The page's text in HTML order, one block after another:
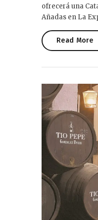
ofrecerá una
Añadas en La
Read More